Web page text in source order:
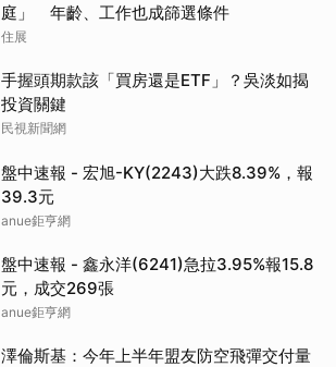
庭」 年齡、工作也成篩選條件
住展
手握頭期款該「買房還是ETF」？吳淡如揭
投資關鍵
民視新聞網
盤中速報 - 宏旭-KY(2243)大跌8.39%，報
39.3元
anue鉅亨網
盤中速報 - 鑫永洋(6241)急拉3.95%報15.8
元，成交269張
anue鉅亨網
澤倫斯基：今年上半年盟友防空飛彈交付量